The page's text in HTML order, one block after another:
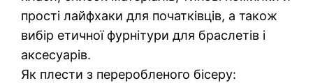
прості лайфхаки для початківців, а також
вибір етичної фурнітури для браслетів і
аксесуарів.
Як плести з переробленого бісеру: